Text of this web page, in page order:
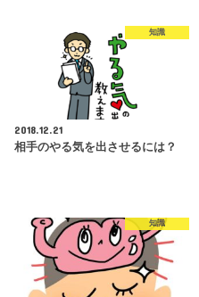
知識
2018.12.21
相手のやる気を出させるには？
知識